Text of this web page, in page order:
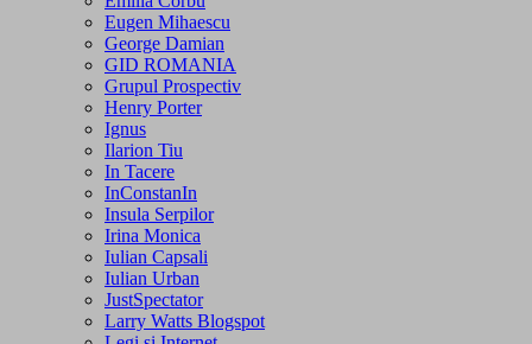
Eugen Mihaescu
George Damian
GID ROMANIA
Grupul Prospectiv
Henry Porter
Ignus
Ilarion Tiu
In Tacere
InConstanIn
Insula Serpilor
Irina Monica
Iulian Capsali
Iulian Urban
JustSpectator
Larry Watts Blogspot